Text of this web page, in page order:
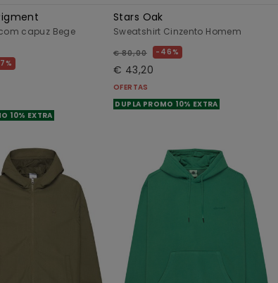
capuz Bege
10% EXTRA
Stars Oak
Sweatshirt Cinzento Homem
€ 80,00 46%
€ 43,20
OFERTAS
DUPLA PROMO 10% EXTRA